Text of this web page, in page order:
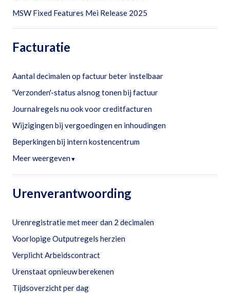
MSW Fixed Features Mei Release 2025
Facturatie
Aantal decimalen op factuur beter instelbaar
'Verzonden'-status alsnog tonen bij factuur
Journalregels nu ook voor creditfacturen
Wijzigingen bij vergoedingen en inhoudingen
Beperkingen bij intern kostencentrum
Meer weergeven▼
Urenverantwoording
Urenregistratie met meer dan 2 decimalen
Voorlopige Outputregels herzien
Verplicht Arbeidscontract
Urenstaat opnieuw berekenen
Tijdsoverzicht per dag